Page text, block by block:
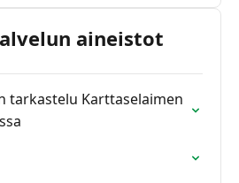
aineistot
tarkastelu Karttaselaimen